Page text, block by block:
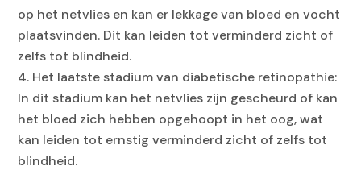
op het netvlies en kan er lekkage van bloed en vocht
plaatsvinden. Dit kan leiden tot verminderd zicht of
zelfs tot blindheid.
Het laatste stadium van diabetische retinopathie:
In dit stadium kan het netvlies zijn gescheurd of kan
het bloed zich hebben opgehoopt in het oog, wat
kan leiden tot ernstig verminderd zicht of zelfs tot
blindheid.